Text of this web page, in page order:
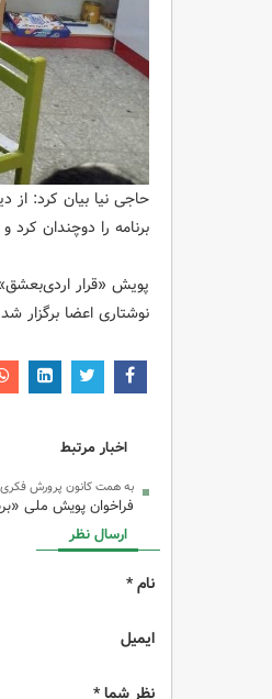
حاجی نیا بیان کرد:
برنامه را دوچندان
پویش «قرار
نوشتاری اعضا برگزار
اخبار مرتبط
به همت کانون پرورش فکری
فراخوان پویش ملی
ارسال نظر
نام *
ایمیل
نظر شما *